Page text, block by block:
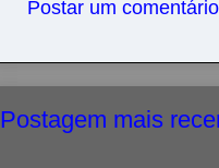
Postar um comentário
Postagem mais